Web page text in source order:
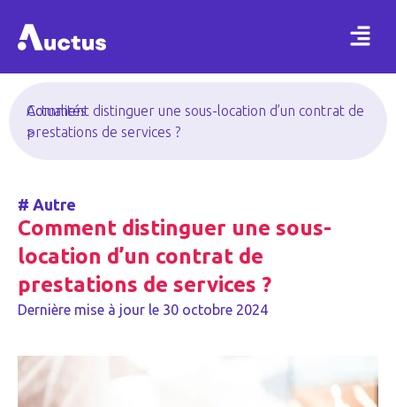
Actualités
>
Comment distinguer une sous-location d’un contrat de
prestations de services ?
# Autre
Comment distinguer une sous-
location d’un contrat de
prestations de services ?
Dernière mise à jour le 30 octobre 2024